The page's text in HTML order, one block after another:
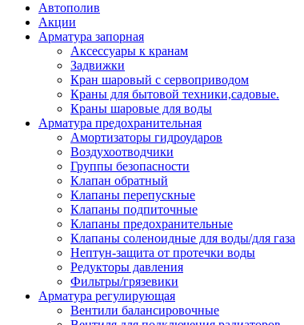
Автополив
Акции
Арматура запорная
Аксессуары к кранам
Задвижки
Кран шаровый с сервоприводом
Краны для бытовой техники,садовые.
Краны шаровые для воды
Арматура предохранительная
Амортизаторы гидроударов
Воздухоотводчики
Группы безопасности
Клапан обратный
Клапаны перепускные
Клапаны подпиточные
Клапаны предохранительные
Клапаны соленоидные для воды/для газа
Нептун-защита от протечки воды
Редукторы давления
Фильтры/грязевики
Арматура регулирующая
Вентили балансировочные